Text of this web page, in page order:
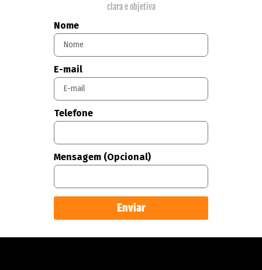
clara e objetiva
Nome
E-mail
Telefone
Mensagem (Opcional)
Enviar